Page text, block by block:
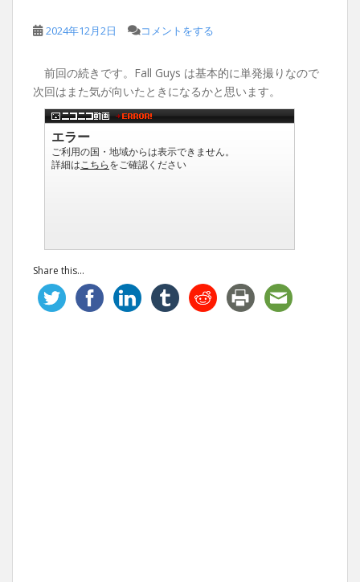
2024年12月2日 コメントをする
前回の続きです。Fall Guys は基本的に単発撮りなので
次回はまた気が向いたときになるかと思います。
Share this...